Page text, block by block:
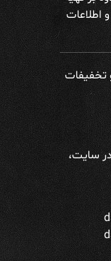
اطلاعات
تخفیفات
سایت،